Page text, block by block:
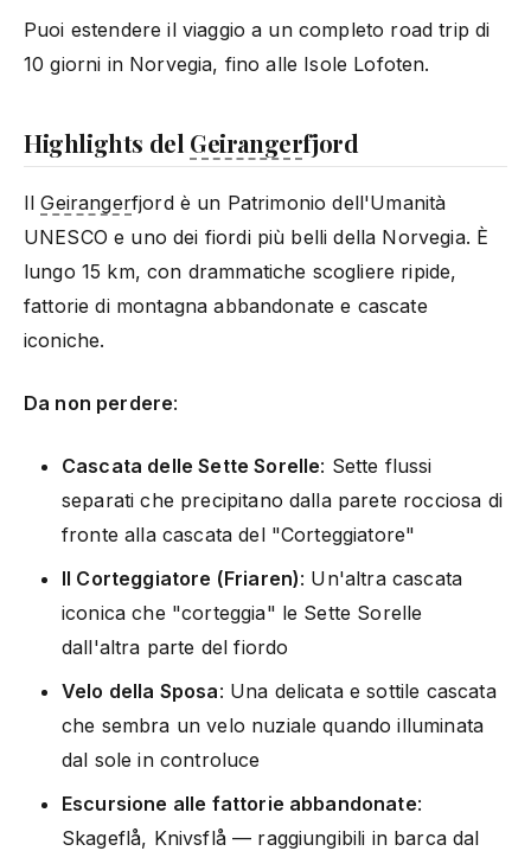
Puoi estendere il viaggio a un completo road trip di
10 giorni in Norvegia, fino alle Isole Lofoten.
Highlights del Geirangerfjord
IlGeirangerfjord è un Patrimonio dell'Umanità
UNESCO e uno dei fiordi più belli della Norvegia. È
lungo 15 km, con drammatiche scogliere ripide,
fattorie di montagna abbandonate e cascate
iconiche.
Da non perdere:
Cascata delle Sette Sorelle: Sette flussi
separati che precipitano dalla parete rocciosa di
fronte alla cascata del "Corteggiatore"
Il Corteggiatore (Friaren): Un'altra cascata
iconica che "corteggia" le Sette Sorelle
dall'altra parte del fiordo
Velo della Sposa: Una delicata e sottile cascata
che sembra un velo nuziale quando illuminata
dal sole in controluce
Escursione alle fattorie abbandonate:
Skageflå, Knivsflå — raggiungibili in barca dal